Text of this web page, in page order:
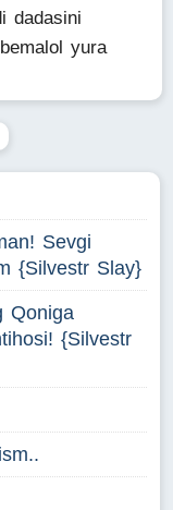
dadasini
yura
Sevgi
{Silvestr Slay}
Qoniga
{Silvestr